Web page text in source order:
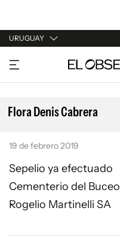
URUGUAY
URUGUAY
ARGENTINA
ESPAÑA
Flora Denis Cabrera
19 de febrero 2019
Sepelio ya efectuado
Cementerio del Buceo
Rogelio Martinelli SA